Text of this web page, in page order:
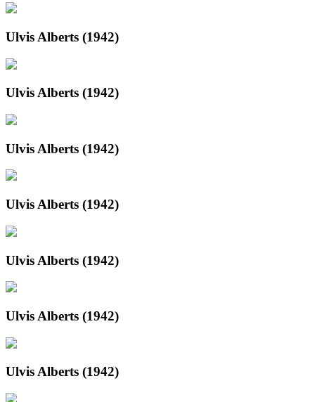
Ulvis Alberts (1942)
Ulvis Alberts (1942)
Ulvis Alberts (1942)
Ulvis Alberts (1942)
Ulvis Alberts (1942)
Ulvis Alberts (1942)
Ulvis Alberts (1942)